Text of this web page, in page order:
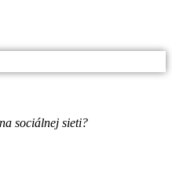
sociálnej sieti?